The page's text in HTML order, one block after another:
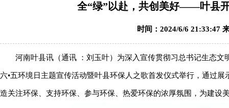
全“绿”以赴，共创美好——叶县
时间：2024/6/6 21:33:47
河南叶县讯（通讯 ：刘玉叶）为深入宣传贯彻习总书记生态
六•五环境日主题宣传活动暨叶县环保人之歌首发仪式举行，通过
造关注环保、支持环保、参与环保、热爱环保的浓厚氛围，为建设